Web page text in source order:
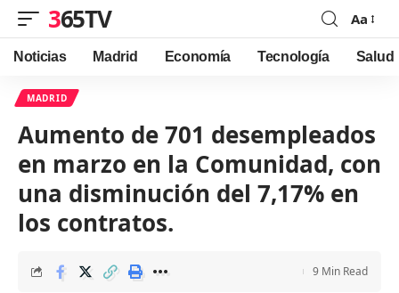
365TV
Font
Resizer
Aa
Noticias Madrid Economía Tecnología Salud
MADRID
Aumento de 701 desempleados
en marzo en la Comunidad, con
una disminución del 7,17% en
los contratos.
9 Min Read